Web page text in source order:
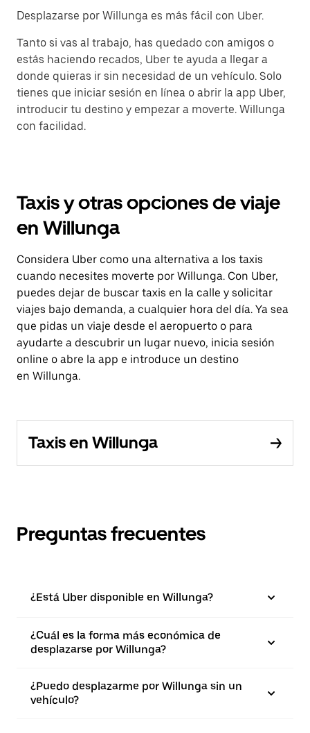
Desplazarse por Willunga es más fácil con Uber.
Tanto si vas al trabajo, has quedado con amigos o
estás haciendo recados, Uber te ayuda a llegar a
donde quieras ir sin necesidad de un vehículo. Solo
tienes que iniciar sesión en línea o abrir la app Uber,
introducir tu destino y empezar a moverte. Willunga
con facilidad.
Taxis y otras opciones de viaje
en Willunga
Considera Uber como una alternativa a los taxis
cuando necesites moverte por Willunga. Con Uber,
puedes dejar de buscar taxis en la calle y solicitar
viajes bajo demanda, a cualquier hora del día. Ya sea
que pidas un viaje desde el aeropuerto o para
ayudarte a descubrir un lugar nuevo, inicia sesión
online o abre la app e introduce un destino
en Willunga.
Taxis en Willunga
Preguntas frecuentes
¿Está Uber disponible en Willunga?
¿Cuál es la forma más económica de
desplazarse por Willunga?
¿Puedo desplazarme por Willunga sin un
vehículo?